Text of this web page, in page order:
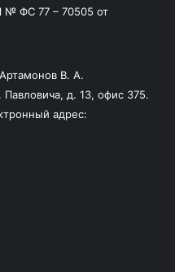
№ ФС 77 – 70505 от
В. А.
Павловича, д. 13, офис 375.
адрес: